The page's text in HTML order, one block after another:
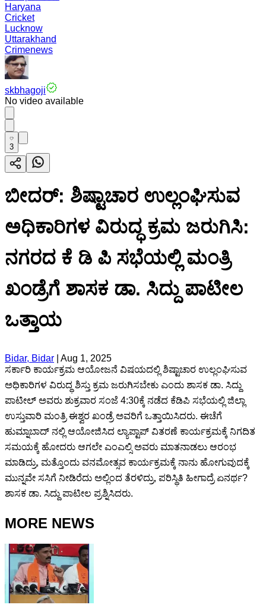
Haryana
Cricket
Lucknow
Uttarakhand
Crimenews
skbhagoji
No video available
3
ಬೀದರ್: ಶಿಷ್ಟಾಚಾರ ಉಲ್ಲಂಘಿಸುವ
ಅಧಿಕಾರಿಗಳ ವಿರುದ್ಧ ಕ್ರಮ ಜರುಗಿಸಿ:
ನಗರದ ಕೆ ಡಿ ಪಿ ಸಭೆಯಲ್ಲಿ ಮಂತ್ರಿ
ಖಂಡ್ರೆಗೆ ಶಾಸಕ ಡಾ. ಸಿದ್ದು ಪಾಟೀಲ
ಒತ್ತಾಯ
Bidar, Bidar
Aug 1, 2025
ಸರ್ಕಾರಿ ಕಾರ್ಯಕ್ರಮ ಆಯೋಜನೆ ವಿಷಯದಲ್ಲಿ ಶಿಷ್ಟಾಚಾರ ಉಲ್ಲಂಘಿಸುವ
ಅಧಿಕಾರಿಗಳ ವಿರುದ್ಧ ಶಿಸ್ತು ಕ್ರಮ ಜರುಗಿಸಬೇಕು ಎಂದು ಶಾಸಕ ಡಾ. ಸಿದ್ದು
ಪಾಟೀಲ್ ಅವರು ಶುಕ್ರವಾರ ಸಂಜೆ 4:30ಕ್ಕೆ ನಡೆದ ಕೆಡಿಪಿ ಸಭೆಯಲ್ಲಿ ಜಿಲ್ಲಾ
ಉಸ್ತುವಾರಿ ಮಂತ್ರಿ ಈಶ್ವರ ಖಂಡ್ರೆ ಅವರಿಗೆ ಒತ್ತಾಯಿಸಿದರು. ಈಚೆಗೆ
ಹುಮ್ನಾಬಾದ್ ನಲ್ಲಿ ಆಯೋಜಿಸಿದ ಲ್ಯಾಪ್ಟಾಪ್ ವಿತರಣೆ ಕಾರ್ಯಕ್ರಮಕ್ಕೆ ನಿಗದಿತ
ಸಮಯಕ್ಕೆ ಹೋದರು ಆಗಲೇ ಎಂಎಲ್ಸಿ ಅವರು ಮಾತನಾಡಲು ಆರಂಭ
ಮಾಡಿದ್ರು, ಮತ್ತೊಂದು ವನಮೋತ್ಸವ ಕಾರ್ಯಕ್ರಮಕ್ಕೆ ನಾನು ಹೋಗುವುದಕ್ಕೆ
ಮುನ್ನವೇ ಸಸಿಗೆ ನೀಡಿರೆದು ಅಲ್ಲಿಂದ ತೆರಳಿದ್ರು, ಪರಿಸ್ಥಿತಿ ಹೀಗಾದ್ರೆ ಏನರ್ಥ?
ಶಾಸಕ ಡಾ. ಸಿದ್ದು ಪಾಟೀಲ ಪ್ರಶ್ನಿಸಿದರು.
MORE NEWS